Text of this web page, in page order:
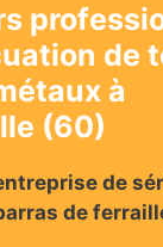
de
à
(60)
de
de